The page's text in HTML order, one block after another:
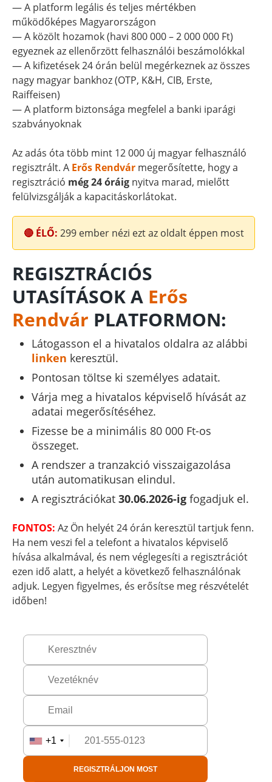
— A platform legális és teljes mértékben
működőképes Magyarországon
— A közölt hozamok (havi 800 000 – 2 000 000 Ft)
egyeznek az ellenőrzött felhasználói beszámolókkal
— A kifizetések 24 órán belül megérkeznek az összes
nagy magyar bankhoz (OTP, K&H, CIB, Erste,
Raiffeisen)
— A platform biztonsága megfelel a banki iparági
szabványoknak
Az adás óta több mint 12 000 új magyar felhasználó
regisztrált. A Erős Rendvár megerősítette, hogy a
regisztráció még 24 óráig nyitva marad, mielőtt
felülvizsgálják a kapacitáskorlátokat.
🔴 ÉLŐ: 299ember nézi ezt az oldalt éppen most
REGISZTRÁCIÓS
UTASÍTÁSOK A Erős
Rendvár PLATFORMON:
Látogasson el a hivatalos oldalra az alábbi
linken keresztül.
Pontosan töltse ki személyes adatait.
Várja meg a hivatalos képviselő hívását az
adatai megerősítéséhez.
Fizesse be a minimális 80 000 Ft-os
összeget.
A rendszer a tranzakció visszaigazolása
után automatikusan elindul.
A regisztrációkat30.06.2026-igfogadjuk el.
FONTOS: Az Ön helyét 24 órán keresztül tartjuk fenn.
Ha nem veszi fel a telefont a hivatalos képviselő
hívása alkalmával, és nem véglegesíti a regisztrációt
ezen idő alatt, a helyét a következő felhasználónak
adjuk. Legyen figyelmes, és erősítse meg részvételét
időben!
+1
REGISZTRÁLJON MOST